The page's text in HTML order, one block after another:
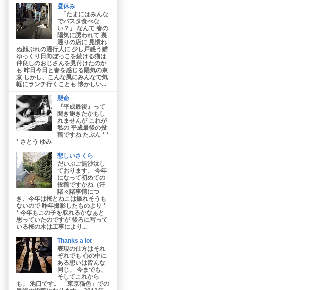
昼休み
「たまにはみんな
でパスタ食べな
い？」 なんて 春の
陽気に誘われて 裏
通りの店に 見慣れ
ぬ顔ぶれの通行人に 少し戸惑う猫
ゆっくり日向ぼっこを続ける猫は
仲良しのおじさんを見付けたのか
も 昨日今日と春を感じる陽気の東
京 しかし、こんな風にみんなで気
軽にランチ行くことも 懐かしい...
懸命
『平成最後』って
聞き飽きたかもし
れませんが これが
私の 平成最後の投
稿ですね たぶん * *
* さとう ゆみ
悲しいさくら
だいぶご無沙汰し
ております。 今年
になって初めての
投稿ですかね（汗
諸々諸事情につ
き、今年は桜とねこは撮れそうも
ないので 昨年撮影したものより *
* 今年もこの子を取れるかなぁと
思っていたのですが 後ろに写って
いる桜の木は工事により...
Thanks a lot
表現の仕方はそれ
ぞれでも 心の中に
ある想いは皆んな
同じ。 今までも、
そしてこれから
も。 池口です。 「東京猫色」での